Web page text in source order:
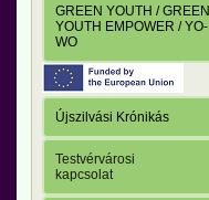
GREEN YOUTH / GREEN
YOUTH EMPOWER / YO-
WO
Újszilvási Krónikás
Testvérvárosi
kapcsolat